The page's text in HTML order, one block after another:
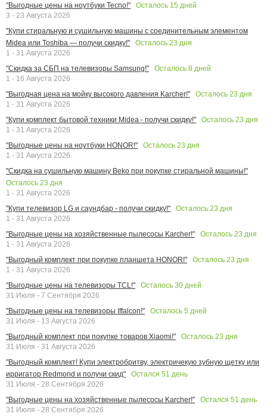
"Выгодные цены на ноутбуки Tecno!"
Осталось 15 дней
3 - 23 Августа 2026
"Купи стиральную и сушильную машины с соединительным элементом
Midea или Toshiba — получи скидку!"
Осталось 23 дня
1 - 31 Августа 2026
"Скидка за СБП на телевизоры Samsung!"
Осталось 8 дней
1 - 16 Августа 2026
"Выгодная цена на мойку высокого давления Karcher!"
Осталось 23 дня
1 - 31 Августа 2026
"Купи комплект бытовой техники Midea - получи скидку!"
Осталось 23 дня
1 - 31 Августа 2026
"Выгодные цены на ноутбуки HONOR!"
Осталось 23 дня
1 - 31 Августа 2026
"Скидка на сушильную машину Beko при покупке стиральной машины!"
Осталось 23 дня
1 - 31 Августа 2026
"Купи телевизор LG и саундбар - получи скидку!"
Осталось 23 дня
1 - 31 Августа 2026
"Выгодные цены на хозяйственные пылесосы Karcher!"
Осталось 23 дня
1 - 31 Августа 2026
"Выгодный комплект при покупке планшета HONOR!"
Осталось 23 дня
1 - 31 Августа 2026
"Выгодные цены на телевизоры TCL!"
Осталось 30 дней
31 Июля - 7 Сентября 2026
"Выгодные цены на телевизоры Iffalcon!"
Осталось 5 дней
31 Июля - 13 Августа 2026
"Выгодный комплект при покупке товаров Xiaomi!"
Осталось 23 дня
31 Июля - 31 Августа 2026
"Выгодный комплект! Купи электробритву, электричекую зубную щетку или
ирригатор Redmond и получи скид"
Остался 51 день
31 Июля - 28 Сентября 2026
"Выгодные цены на хозяйственные пылесосы Karcher!"
Остался 51 день
31 Июля - 28 Сентября 2026